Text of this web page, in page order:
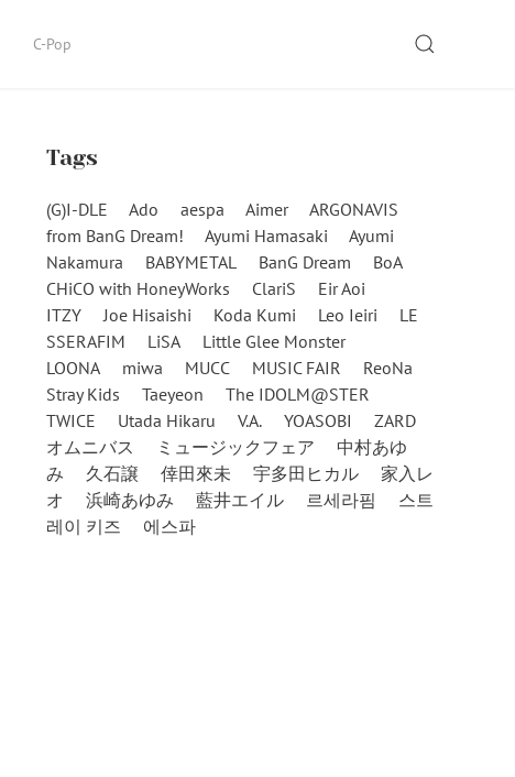
C-Pop SEARCH
Tags
(G)I-DLE Ado aespa Aimer
ARGONAVIS
from BanG Dream!
Ayumi Hamasaki
Ayumi
Nakamura
BABYMETAL BanG Dream
BoA
CHiCO with HoneyWorks
ClariS
Eir Aoi
ITZY
Joe Hisaishi Koda Kumi Leo Ieiri
LE
SSERAFIM
LiSA
Little Glee Monster
LOONA
miwa MUCC MUSIC FAIR
ReoNa
Stray Kids
Taeyeon
The IDOLM@STER
TWICE
Utada Hikaru V.A. YOASOBI
ZARD
オムニバス
ミュージックフェア
中村あゆ
み
久石譲 倖田來未 宇多田ヒカル
家入レ
オ
浜崎あゆみ 藍井エイル 르세라핌
스트
레이 키즈
에스파